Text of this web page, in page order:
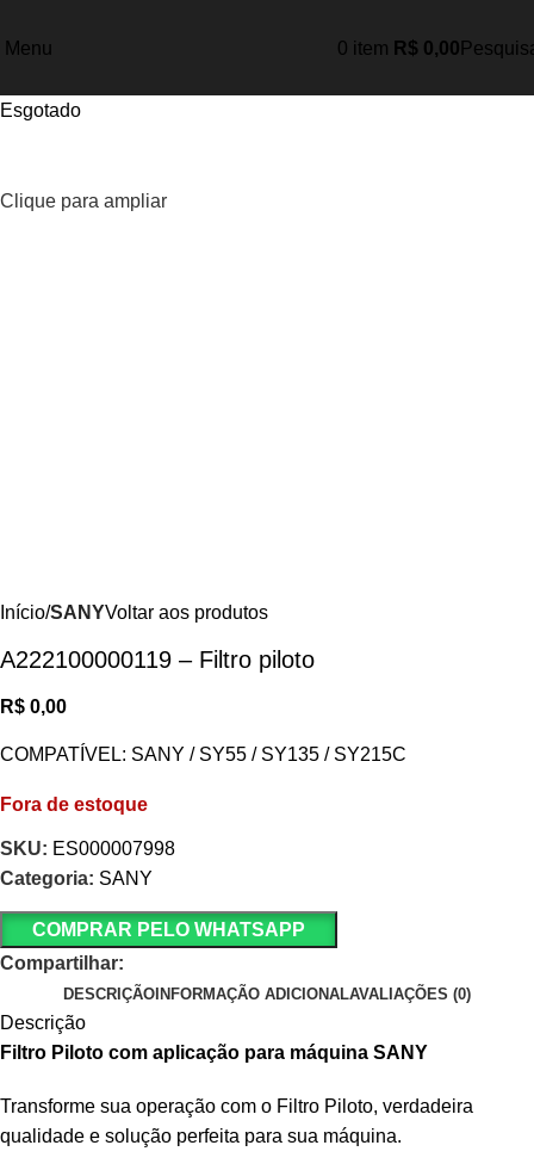
Menu 0 item R$ 0,00
Esgotado
Clique para ampliar
Início SANYVoltar aos produtos
A222100000119 – Filtro piloto
R$ 0,00
COMPATÍVEL: SANY / SY55 / SY135 / SY215C
Fora de estoque
SKU: ES000007998
Categoria: SANY
COMPRAR PELO WHATSAPP
Compartilhar:
DESCRIÇÃO INFORMAÇÃO ADICIONALAVALIAÇÕES (0)
Descrição
Filtro Piloto com aplicação para máquina SANY
Transforme sua operação com o Filtro Piloto, verdadeira
qualidade e solução perfeita para sua máquina.